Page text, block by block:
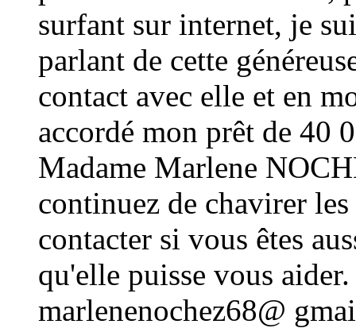
surfant sur internet, je
parlant de cette
contact avec elle et en
accordé mon prêt de 40
Madame Marlene
continuez de chavirer
contacter si vous êtes
qu'elle puisse vous
marlenenochez68@